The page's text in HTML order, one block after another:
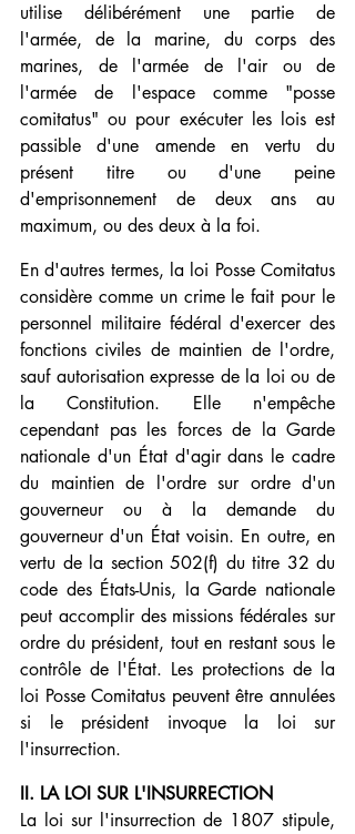
utilise délibérément une partie de
l'armée, de la marine, du corps des
marines, de l'armée de l'air ou de
l'armée de l'espace comme "posse
comitatus" ou pour exécuter les lois est
passible d'une amende en vertu du
présent titre ou d'une peine
d'emprisonnement de deux ans au
maximum, ou des deux à la foi.
En d'autres termes, la loi Posse Comitatus
considère comme un crime le fait pour le
personnel militaire fédéral d'exercer des
fonctions civiles de maintien de l'ordre,
sauf autorisation expresse de la loi ou de
la Constitution. Elle n'empêche
cependant pas les forces de la Garde
nationale d'un État d'agir dans le cadre
du maintien de l'ordre sur ordre d'un
gouverneur ou à la demande du
gouverneur d'un État voisin. En outre, en
vertu de la section 502(f) du titre 32 du
code des États-Unis, la Garde nationale
peut accomplir des missions fédérales sur
ordre du président, tout en restant sous le
contrôle de l'État. Les protections de la
loi Posse Comitatus peuvent être annulées
si le président invoque la loi sur
l'insurrection.
II. LA LOI SUR L'INSURRECTION
La loi sur l'insurrection de 1807 stipule,